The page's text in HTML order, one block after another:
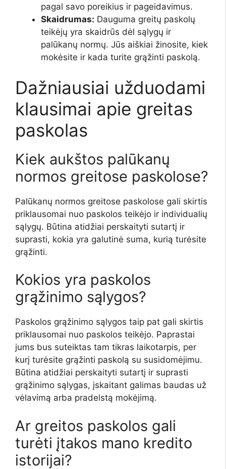
pagal savo poreikius ir pageidavimus.
Skaidrumas: Dauguma greitų paskolų
teikėjų yra skaidrūs dėl sąlygų ir
palūkanų normų. Jūs aiškiai žinosite, kiek
mokėsite ir kada turite grąžinti paskolą.
Dažniausiai užduodami
klausimai apie greitas
paskolas
Kiek aukštos palūkanų
normos greitose paskolose?
Palūkanų normos greitose paskolose gali skirtis
priklausomai nuo paskolos teikėjo ir individualių
sąlygų. Būtina atidžiai perskaityti sutartį ir
suprasti, kokia yra galutinė suma, kurią turėsite
grąžinti.
Kokios yra paskolos
grąžinimo sąlygos?
Paskolos grąžinimo sąlygos taip pat gali skirtis
priklausomai nuo paskolos teikėjo. Paprastai
jums bus suteiktas tam tikras laikotarpis, per
kurį turėsite grąžinti paskolą su susidomėjimu.
Būtina atidžiai perskaityti sutartį ir suprasti
grąžinimo sąlygas, įskaitant galimas baudas už
vėlavimą arba pradelstą mokėjimą.
Ar greitos paskolos gali
turėti įtakos mano kredito
istorijai?